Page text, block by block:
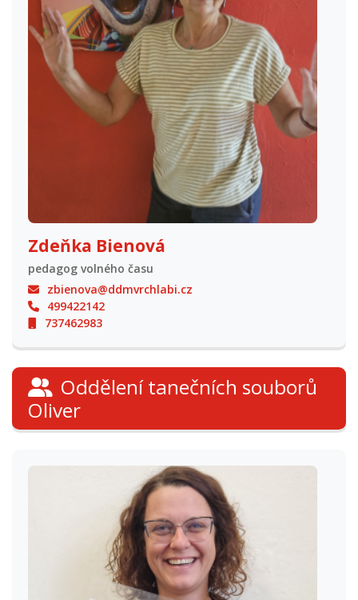
Zdeňka Bienová
pedagog volného času
zbienova@ddmvrchlabi.cz
499422142
737462983
Oddělení tanečních souborů
Oliver